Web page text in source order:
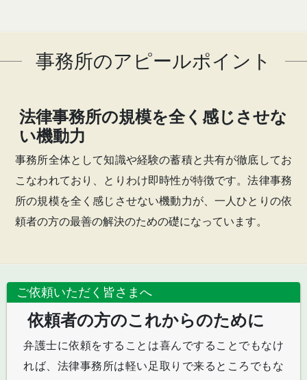
事務所のアピールポイント
法律事務所の規模を全く感じさせな
い機動力
事務所全体として知識や経験の蓄積と共有が徹底してお
こなわれており、とりわけ即時性が特徴です。法律事務
所の規模を全く感じさせない機動力が、一人ひとりの依
頼者の方の最善の解決のための礎になっています。
ご依頼いただく皆さまへ
依頼者の方のこれからのために
弁護士に依頼をすることは喜んですることでもなけ
れば、法律事務所は軽い足取りで来るところでもな